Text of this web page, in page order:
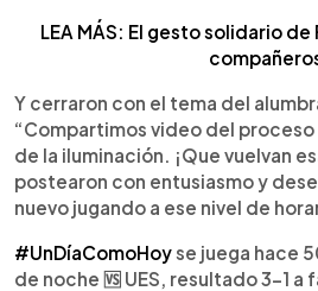
LEA MÁS: El gesto solidario de
Y cerraron con el tema del
“Compartimos video del
de la iluminación. ¡Que vuelvan
postearon con entusiasmo y
nuevo jugando a ese nivel de
#UnDíaComoHoyse juega hace
de noche 🆚 UES, resultado 3-1 a